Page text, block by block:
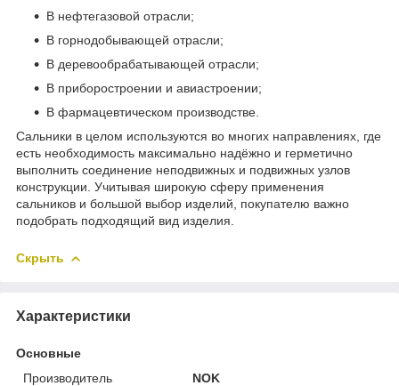
В нефтегазовой отрасли;
В горнодобывающей отрасли;
В деревообрабатывающей отрасли;
В приборостроении и авиастроении;
В фармацевтическом производстве.
Сальники в целом используются во многих направлениях, где
есть необходимость максимально надёжно и герметично
выполнить соединение неподвижных и подвижных узлов
конструкции. Учитывая широкую сферу применения
сальников и большой выбор изделий, покупателю важно
подобрать подходящий вид изделия.
Скрыть
Характеристики
Основные
Производитель
NOK